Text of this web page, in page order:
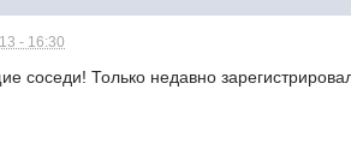
- 16:30
соседи! Только недавно